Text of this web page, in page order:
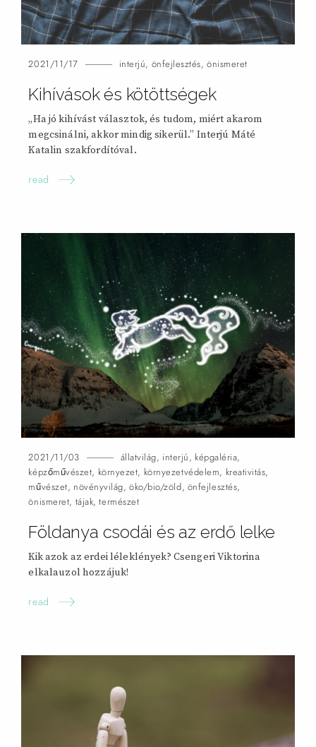
2021/11/17 interjú, önfejlesztés,önismeret
Kihívások és kötöttségek
„Ha jó kihívást választok, és tudom, miért akarom
megcsinálni, akkor mindig sikerül.” Interjú Máté
Katalin szakfordítóval.
read
2021/11/03 állatvilág, interjú, képgaléria,
képzőművészet, környezet, környezetvédelem, kreativitás,
művészet, növényvilág,öko/bio/zöld, önfejlesztés,
önismeret, tájak,természet
Földanya csodái és az erdő lelke
Kik azok az erdei léleklények? Csengeri Viktorina
elkalauzol hozzájuk!
read